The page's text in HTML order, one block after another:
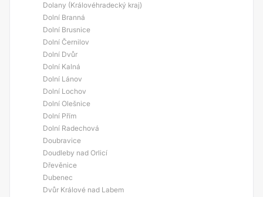
Dolany (Královéhradecký kraj)
Dolní Branná
Dolní Brusnice
Dolní Černilov
Dolní Dvůr
Dolní Kalná
Dolní Lánov
Dolní Lochov
Dolní Olešnice
Dolní Přím
Dolní Radechová
Doubravice
Doudleby nad Orlicí
Dřevěnice
Dubenec
Dvůr Králové nad Labem